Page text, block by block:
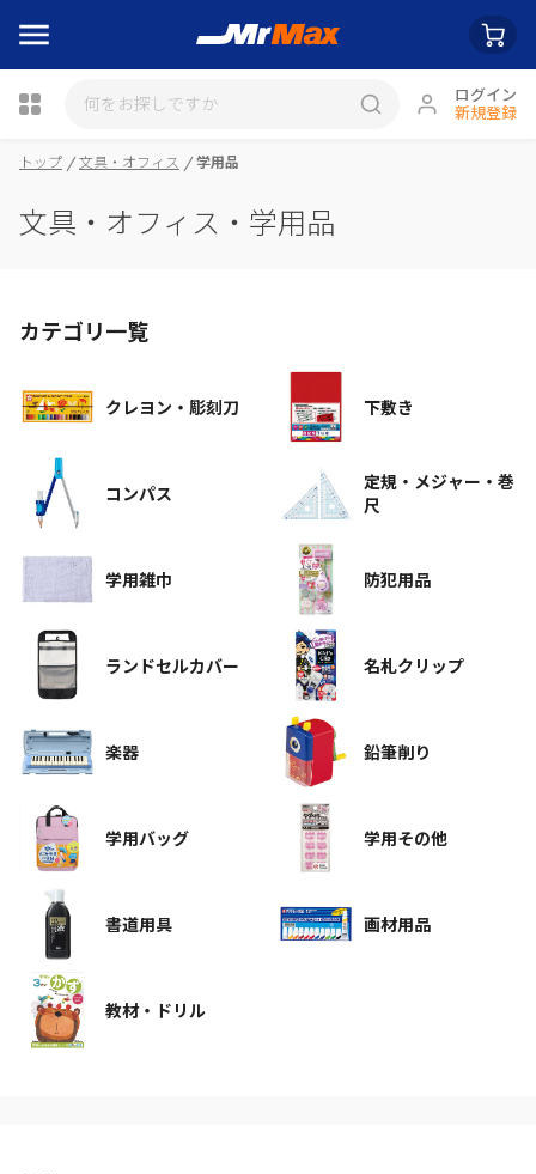
ログイン
新規登録
瓶詰
トップ 文具・オフィス 学用品
文具・オフィス・学用品
カテゴリ一覧
クレヨン・彫刻刀 下敷き
コンパス
定規・メジャー・巻
尺
学用雑巾 防犯用品
ランドセルカバー 名札クリップ
楽器 鉛筆削り
学用バッグ 学用その他
書道用具 画材用品
教材・ドリル